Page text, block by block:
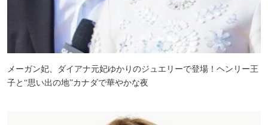
メーガン妃、ダイアナ元妃ゆかりのジュエリーで登場！ヘンリー王
子と“思い出の地”カナダで華やかな夜